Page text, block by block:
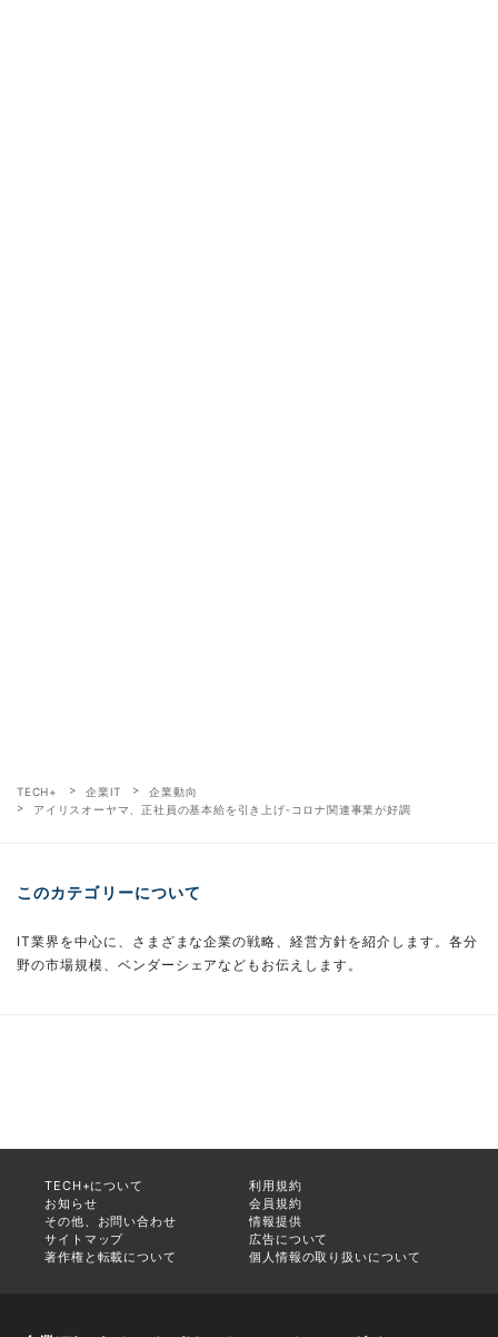
TECH+ 企業IT
企業動向
アイリスオーヤマ、正社員の基本給を引き上げ‐コロナ関連事業が好調
このカテゴリーについて
IT業界を中心に、さまざまな企業の戦略、経営方針を紹介します。各分
野の市場規模、ベンダーシェアなどもお伝えします。
TECH+について
利用規約
お知らせ
会員規約
その他、お問い合わせ
情報提供
サイトマップ
広告について
著作権と転載について
個人情報の取り扱いについて